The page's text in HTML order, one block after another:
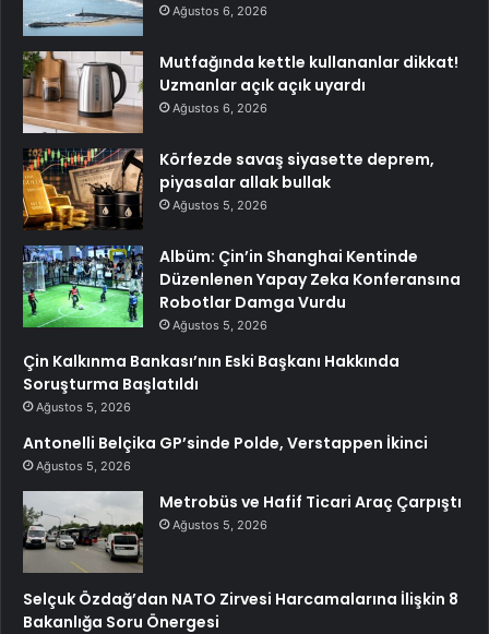
Ağustos 6, 2026
Mutfağında kettle kullananlar dikkat!
Uzmanlar açık açık uyardı
Ağustos 6, 2026
Körfezde savaş siyasette deprem,
piyasalar allak bullak
Ağustos 5, 2026
Albüm: Çin’in Shanghai Kentinde
Düzenlenen Yapay Zeka Konferansına
Robotlar Damga Vurdu
Ağustos 5, 2026
Çin Kalkınma Bankası’nın Eski Başkanı Hakkında
Soruşturma Başlatıldı
Ağustos 5, 2026
Antonelli Belçika GP’sinde Polde, Verstappen İkinci
Ağustos 5, 2026
Metrobüs ve Hafif Ticari Araç Çarpıştı
Ağustos 5, 2026
Selçuk Özdağ’dan NATO Zirvesi Harcamalarına İlişkin 8
Bakanlığa Soru Önergesi